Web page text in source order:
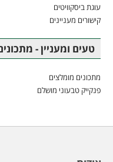
עוגת ביסקוויטים
קישורים מעניינים
טעים ומעניין -
מתכונים מומלצים
פנקייק טבעוני מושלם